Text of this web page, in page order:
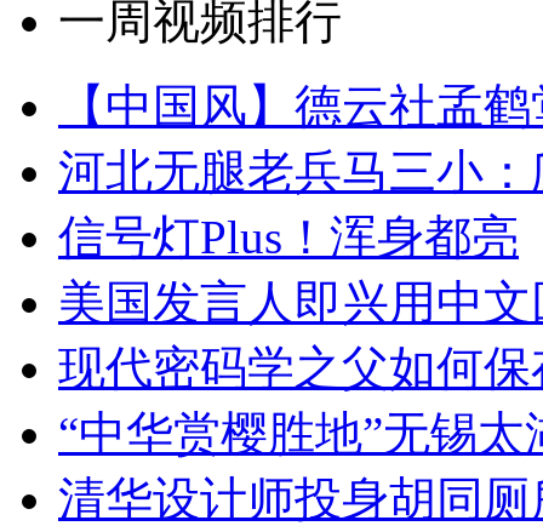
一周视频排行
【中国风】德云社孟
河北无腿老兵马三小
信号灯Plus！浑身都亮
美国发言人即兴用中
现代密码学之父如何
“中华赏樱胜地”无锡
清华设计师投身胡同